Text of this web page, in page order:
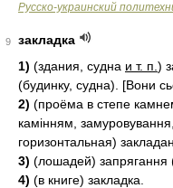
Русско-украинский
9
закладка
1) (здания, судна и т. п. )
(будинку, судна). [Вони
2) (проёма в степе
камінням, замуровування,
горизонтальная)
3) (лошадей) запрягання
4) (в книге) закладка.